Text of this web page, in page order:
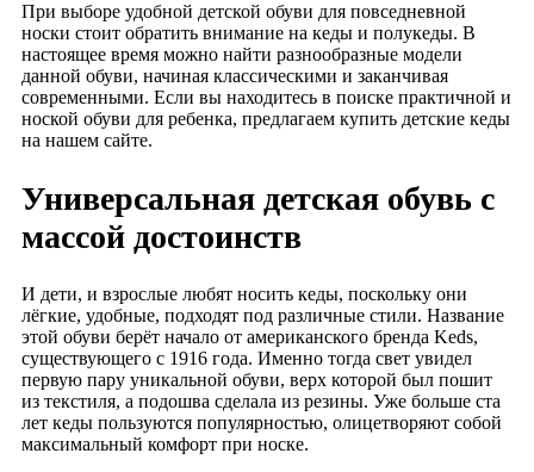
При выборе удобной детской обуви для повседневной
носки стоит обратить внимание на кеды и полукеды. В
настоящее время можно найти разнообразные модели
данной обуви, начиная классическими и заканчивая
современными. Если вы находитесь в поиске практичной и
ноской обуви для ребенка, предлагаем купить детские кеды
на нашем сайте.
Универсальная детская обувь с
массой достоинств
И дети, и взрослые любят носить кеды, поскольку они
лёгкие, удобные, подходят под различные стили. Название
этой обуви берёт начало от американского бренда Keds,
существующего с 1916 года. Именно тогда свет увидел
первую пару уникальной обуви, верх которой был пошит
из текстиля, а подошва сделала из резины. Уже больше ста
лет кеды пользуются популярностью, олицетворяют собой
максимальный комфорт при носке.